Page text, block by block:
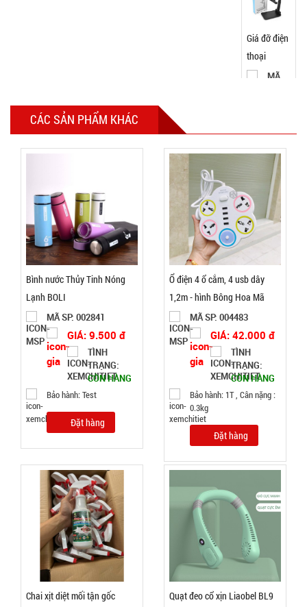
Giá đỡ điện
thoại
Folding F8
MÃ
GIÁ:
12.000 đ
TÌNH
TRẠNG:
CÒN HÀNG
hành:
Bộ dao 5
đen Buck
GIÁ:
32.000 đ
TRẠNG:
CÁC SẢN PHẨM KHÁC
Bình nước Thủy Tinh Nóng
Lạnh BOLI
MÃ SP: 002841
GIÁ: 9.500 đ
TÌNH
TRẠNG:
CÒN HÀNG
Bảo hành: Test
Đặt hàng
Ổ điện 4 ổ cắm, 4 usb dây
1,2m - hình Bông Hoa Mã
NV200AMÃ SP: 004483
GIÁ: 42.000 đ
TÌNH
TRẠNG:
CÒN HÀNG
Bảo hành: 1T , Cân nặng :
0.3kg
Đặt hàng
Chai xịt diệt mối tận gốc Quạt đeo cổ xịn Liaobel BL9